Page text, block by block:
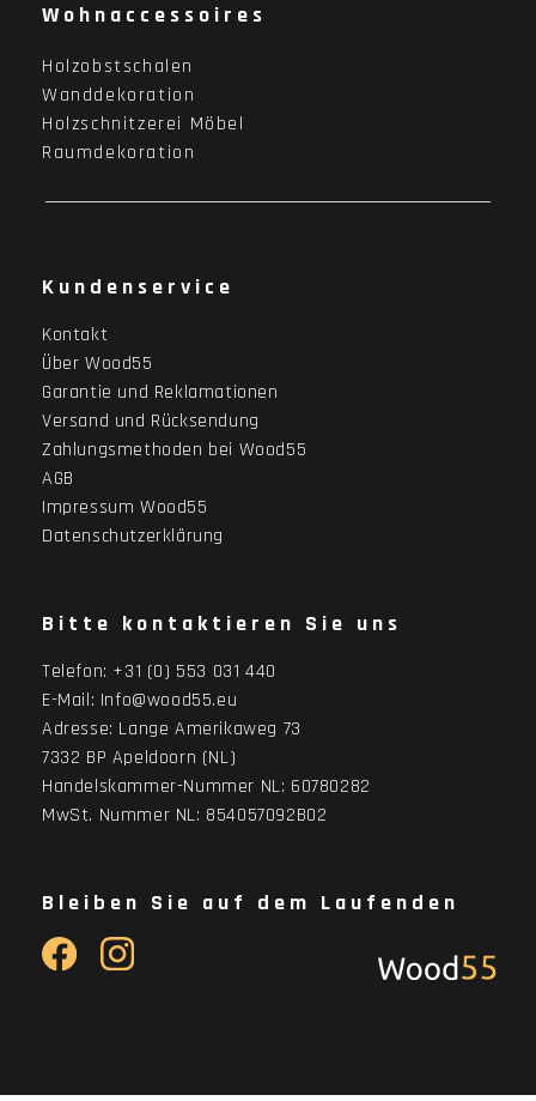
Wohnaccessoires
Holzobstschalen
Wanddekoration
Holzschnitzerei Möbel
Raumdekoration
Kundenservice
Kontakt
Über Wood55
Garantie und Reklamationen
Versand und Rücksendung
Zahlungsmethoden bei Wood55
AGB
Impressum Wood55
Datenschutzerklärung
Bitte kontaktieren Sie uns
Telefon: +31 (0) 553 031 440
E-Mail: Info@wood55.eu
Adresse: Lange Amerikaweg 73
7332 BP Apeldoorn (NL)
Handelskammer-Nummer NL: 60780282
MwSt. Nummer NL: 854057092B02
Bleiben Sie auf dem Laufenden